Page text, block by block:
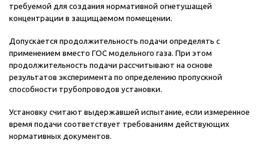
требуемой для создания нормативной огнетушащей
концентрации в защищаемом помещении.
Допускается продолжительность подачи определять с
применением вместо ГОС модельного газа. При этом
продолжительность подачи рассчитывают на основе
результатов эксперимента по определению пропускной
способности трубопроводов установки.
Установку считают выдержавшей испытание, если измеренное
время подачи соответствует требованиям действующих
нормативных документов.